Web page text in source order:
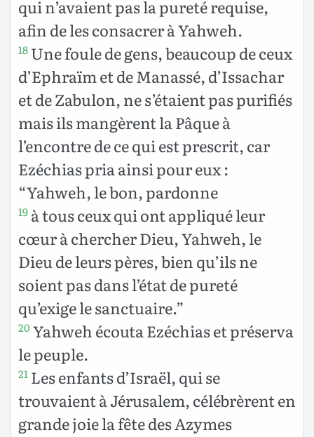
qui n’avaient pas la pureté requise,
afin de les consacrer à Yahweh.
18 Une foule de gens, beaucoup de ceux
d’Ephraïm et de Manassé, d’Issachar
et de Zabulon, ne s’étaient pas purifiés
mais ils mangèrent la Pâque à
l’encontre de ce qui est prescrit, car
Ezéchias pria ainsi pour eux :
“Yahweh, le bon, pardonne
19 à tous ceux qui ont appliqué leur
cœur à chercher Dieu, Yahweh, le
Dieu de leurs pères, bien qu’ils ne
soient pas dans l’état de pureté
qu’exige le sanctuaire.”
20 Yahweh écouta Ezéchias et préserva
le peuple.
21 Les enfants d’Israël, qui se
trouvaient à Jérusalem, célébrèrent en
grande joie la fête des Azymes